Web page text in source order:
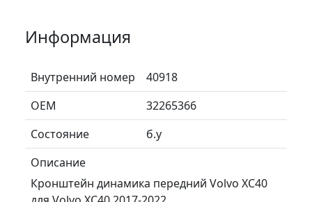
Информация
Внутренний номер
40918
ОЕМ
32265366
Состояние
б.у
Описание
Кронштейн динамика передний Volvo XC40